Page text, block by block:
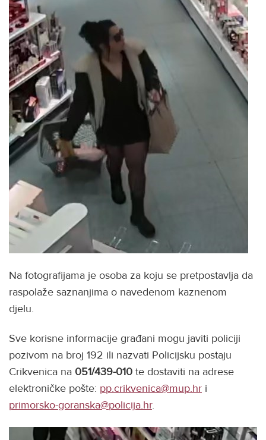
Na fotografijama je osoba za koju se pretpostavlja da
raspolaže saznanjima o navedenom kaznenom
djelu.
Sve korisne informacije građani mogu javiti policiji
pozivom na broj 192 ili nazvati Policijsku postaju
Crikvenica na 051/439-010 te dostaviti na adrese
elektroničke pošte: pp.crikvenica@mup.hr i
primorsko-goranska@policija.hr.